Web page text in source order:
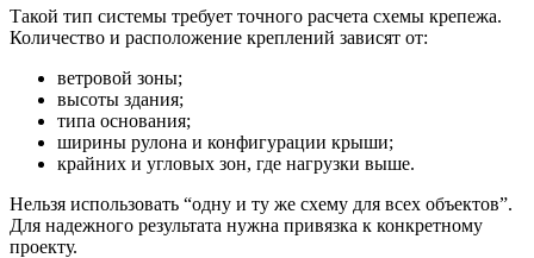
Такой тип системы требует точного расчета схемы крепежа.
Количество и расположение креплений зависят от:
ветровой зоны;
высоты здания;
типа основания;
ширины рулона и конфигурации крыши;
крайних и угловых зон, где нагрузки выше.
Нельзя использовать “одну и ту же схему для всех объектов”.
Для надежного результата нужна привязка к конкретному
проекту.